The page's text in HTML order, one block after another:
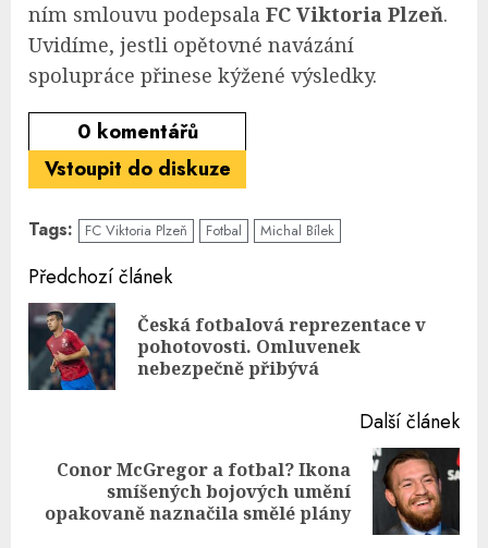
ním smlouvu podepsala FC Viktoria Plzeň.
Uvidíme, jestli opětovné navázání
spolupráce přinese kýžené výsledky.
0 komentářů
Vstoupit do diskuze
Tags: FC Viktoria Plzeň Fotbal Michal Bílek
Continue
Reading
Předchozí článek
Česká fotbalová reprezentace v
pohotovosti. Omluvenek
nebezpečně přibývá
Další článek
Next
post:
Conor McGregor a fotbal? Ikona
smíšených bojových umění
opakovaně naznačila smělé plány